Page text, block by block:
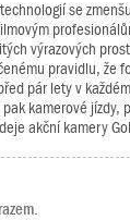
se
výrazových
pravidlu, že
pár lety v
kamerové jízdy,
akční kamery